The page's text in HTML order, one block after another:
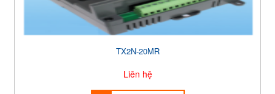
TX2N-20MR
Liên hệ